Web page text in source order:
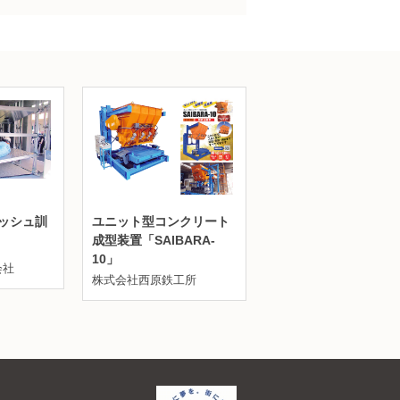
シュ訓
ユニット型コンクリート
成型装置「SAIBARA-
10」
株式会社西原鉄工所